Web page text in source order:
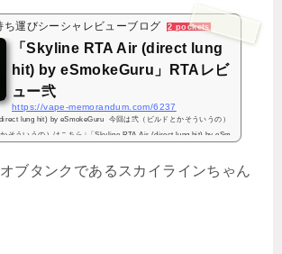
ンク着弾で終わり、2017年はタンク着弾から始まるというRDA大好
思えな...
ち運びシーシャレビューブログ 2 pockets
「Skyline RTA Air (direct lung
hit) by eSmokeGuru」RTAレビ
ュー弐
https://vape-memorandum.com/6237
lung hit) by eSmokeGuru 今回は弐（ビルドとかそういうの）
そういうの）はこちら↓「Skyline RTA Air (direct lung hit) by eSm
ブタンクであるスカイラインちゃん